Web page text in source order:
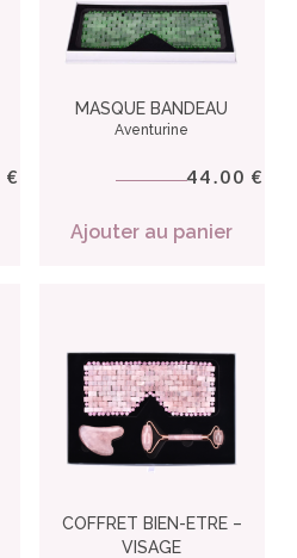
€
MASQUE BANDEAU
Aventurine
44.00 €
Ajouter au panier
COFFRET BIEN-ETRE –
VISAGE